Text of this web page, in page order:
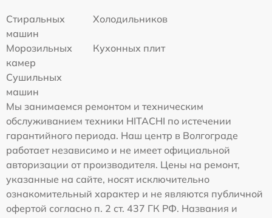
Стиральных
машин
Холодильников
Морозильных
камер
Кухонных плит
Сушильных
машин
Мы занимаемся ремонтом и техническим
обслуживанием техники HITACHI по истечении
гарантийного периода. Наш центр в Волгограде
работает независимо и не имеет официальной
авторизации от производителя. Цены на ремонт,
указанные на сайте, носят исключительно
ознакомительный характер и не являются публичной
офертой согласно п. 2 ст. 437 ГК РФ. Названия и